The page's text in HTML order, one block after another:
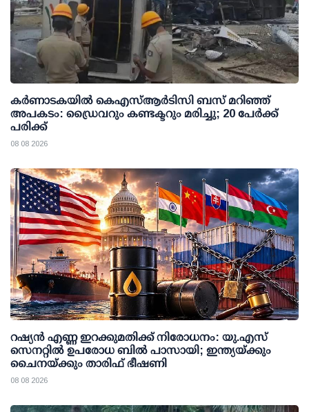
കര്‍ണാടകയില്‍ കെഎസ്ആര്‍ടിസി ബസ് മറിഞ്ഞ്
അപകടം: ഡ്രൈവറും കണ്ടക്ടറും മരിച്ചു; 20 പേര്‍ക്ക്
പരിക്ക്
08 08 2026
റഷ്യന്‍ എണ്ണ ഇറക്കുമതിക്ക് നിരോധനം: യു.എസ്
സെനറ്റില്‍ ഉപരോധ ബില്‍ പാസായി; ഇന്ത്യയ്ക്കും
ചൈനയ്ക്കും താരിഫ് ഭീഷണി
08 08 2026